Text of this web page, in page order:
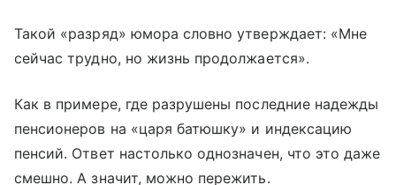
Такой «разряд» юмора словно утверждает: «Мне
сейчас трудно, но жизнь продолжается».
Как в примере, где разрушены последние надежды
пенсионеров на «царя батюшку» и индексацию
пенсий. Ответ настолько однозначен, что это даже
смешно. А значит, можно пережить.